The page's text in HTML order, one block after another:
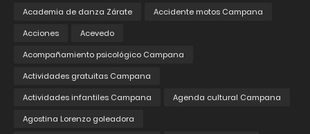
Academia de danza Zárate
Accidente motos Campana
Acciones
Acevedo
Acompañamiento psicológico Campana
Actividades gratuitas Campana
Actividades infantiles Campana
Agenda cultural Campana
Agostina Lorenzo goleadora